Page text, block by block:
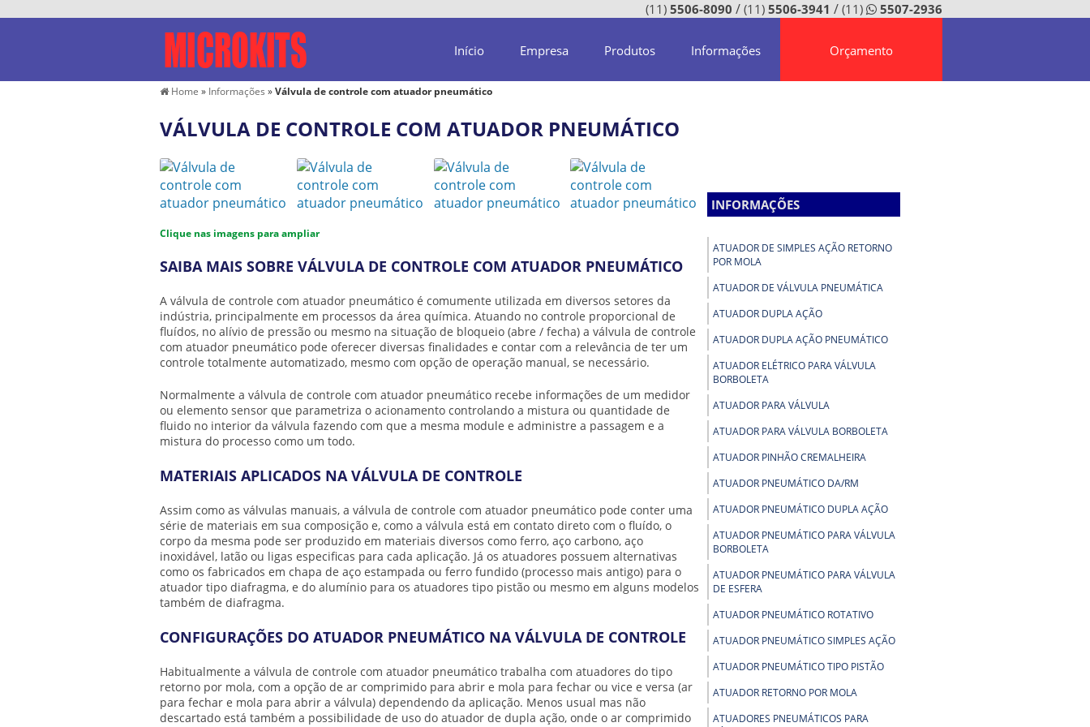
(11) 5506-8090 / (11) 5506-3941 / (11) 5507-2936
Início Empresa Produtos Informações Orçamento
Home » Informações »Válvula de controle com atuador pneumático
VÁLVULA DE CONTROLE COM ATUADOR PNEUMÁTICO
Clique nas imagens para ampliar
SAIBA MAIS SOBRE VÁLVULA DE CONTROLE COM ATUADOR PNEUMÁTICO
A válvula de controle com atuador pneumático é comumente utilizada em diversos setores da
indústria, principalmente em processos da área química. Atuando no controle proporcional de
fluídos, no alívio de pressão ou mesmo na situação de bloqueio (abre / fecha) a válvula de controle
com atuador pneumático pode oferecer diversas finalidades e contar com a relevância de ter um
controle totalmente automatizado, mesmo com opção de operação manual, se necessário.
Normalmente a válvula de controle com atuador pneumático recebe informações de um medidor
ou elemento sensor que parametriza o acionamento controlando a mistura ou quantidade de
fluido no interior da válvula fazendo com que a mesma module e administre a passagem e a
mistura do processo como um todo.
MATERIAIS APLICADOS NA VÁLVULA DE CONTROLE
Assim como as válvulas manuais, a válvula de controle com atuador pneumático pode conter uma
série de materiais em sua composição e, como a válvula está em contato direto com o fluído, o
corpo da mesma pode ser produzido em materiais diversos como ferro, aço carbono, aço
inoxidável, latão ou ligas especificas para cada aplicação. Já os atuadores possuem alternativas
como os fabricados em chapa de aço estampada ou ferro fundido (processo mais antigo) para o
atuador tipo diafragma, e do alumínio para os atuadores tipo pistão ou mesmo em alguns modelos
também de diafragma.
CONFIGURAÇÕES DO ATUADOR PNEUMÁTICO NA VÁLVULA DE CONTROLE
Habitualmente a válvula de controle com atuador pneumático trabalha com atuadores do tipo
retorno por mola, com a opção de ar comprimido para abrir e mola para fechar ou vice e versa (ar
para fechar e mola para abrir a válvula) dependendo da aplicação. Menos usual mas não
descartado está também a possibilidade de uso do atuador de dupla ação, onde o ar comprimido
INFORMAÇÕES
ATUADOR DE SIMPLES AÇÃO RETORNO
POR MOLA
ATUADOR DE VÁLVULA PNEUMÁTICA
ATUADOR DUPLA AÇÃO
ATUADOR DUPLA AÇÃO PNEUMÁTICO
ATUADOR ELÉTRICO PARA VÁLVULA
BORBOLETA
ATUADOR PARA VÁLVULA
ATUADOR PARA VÁLVULA BORBOLETA
ATUADOR PINHÃO CREMALHEIRA
ATUADOR PNEUMÁTICO DA/RM
ATUADOR PNEUMÁTICO DUPLA AÇÃO
ATUADOR PNEUMÁTICO PARA VÁLVULA
BORBOLETA
ATUADOR PNEUMÁTICO PARA VÁLVULA
DE ESFERA
ATUADOR PNEUMÁTICO ROTATIVO
ATUADOR PNEUMÁTICO SIMPLES AÇÃO
ATUADOR PNEUMÁTICO TIPO PISTÃO
ATUADOR RETORNO POR MOLA
ATUADORES PNEUMÁTICOS PARA